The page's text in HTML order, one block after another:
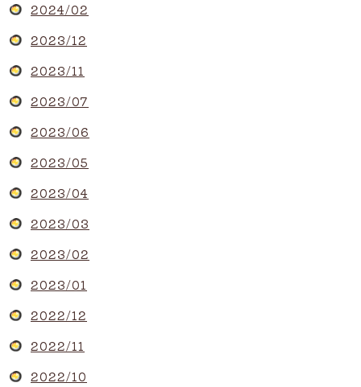
2024/02
2023/12
2023/11
2023/07
2023/06
2023/05
2023/04
2023/03
2023/02
2023/01
2022/12
2022/11
2022/10